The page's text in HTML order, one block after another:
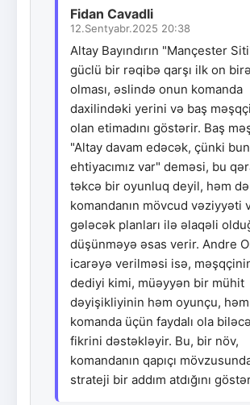
Fidan Cavadli
12.Sentyabr.2025 20:38
Altay Bayındırın "Mançester
güclü bir rəqibə qarşı ilk on
olması, əslində onun komanda
daxilindəki yerini və baş
olan etimadını göstərir. Baş
"Altay davam edəcək, çünki
ehtiyacımız var" deməsi, bu
təkcə bir oyunluq deyil, həm də
komandanın mövcud vəziyyəti
gələcək planları ilə əlaqəli
düşünməyə əsas verir. Andre
icarəyə verilməsi isə,
dediyi kimi, müəyyən bir mühit
dəyişikliyinin həm oyunçu,
komanda üçün faydalı ola
fikrini dəstəkləyir. Bu, bir növ,
komandanın qapıçı
strateji bir addım atdığını